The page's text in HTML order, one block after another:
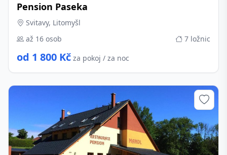
Pension Paseka
Svitavy, Litomyšl
až 16 osob
7 ložnic
od 1 800 Kč za pokoj / za noc